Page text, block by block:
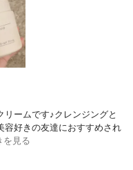
ームです♪クレンジングと
好きの友達におすすめされ
を見る